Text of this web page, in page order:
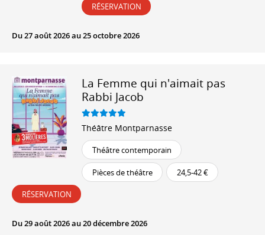
RÉSERVATION
Du 27 août 2026 au 25 octobre 2026
La Femme qui n'aimait pas
Rabbi Jacob
Théâtre Montparnasse
Théâtre contemporain
Pièces de théâtre 24,5-42 €
RÉSERVATION
Du 29 août 2026 au 20 décembre 2026